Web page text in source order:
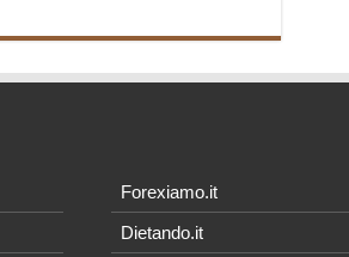
Forexiamo.it
Dietando.it